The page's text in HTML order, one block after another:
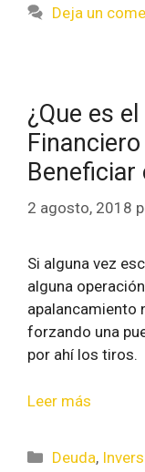
Deja un
¿Que es
Beneficiar
2 agosto, 2018
Si alguna vez
alguna
apalancamiento
forzando una
por ahí los tiros.
Leer más
Deuda,